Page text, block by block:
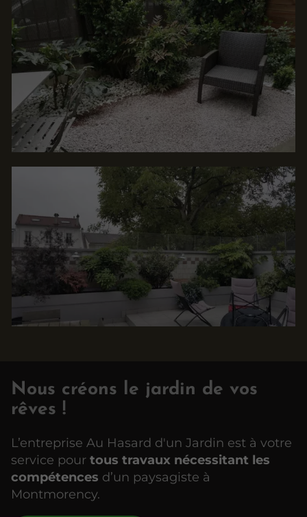
Nous créons le jardin de vos
rêves !
L’entreprise Au Hasard d'un Jardin est à votre
service pour tous travaux nécessitant les
compétences d’un paysagiste à
Montmorency.